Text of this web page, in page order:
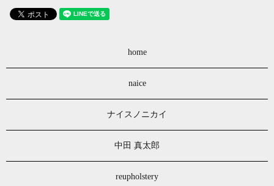
home
naice
ナイスノニカイ
中田 真太郎
reupholstery